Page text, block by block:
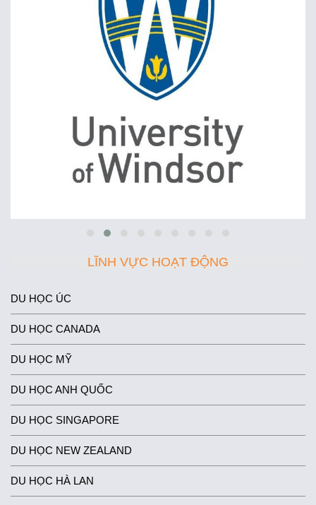
LĨNH VỰC HOẠT ĐỘNG
DU HỌC ÚC
DU HỌC CANADA
DU HỌC MỸ
DU HỌC ANH QUỐC
DU HỌC SINGAPORE
DU HỌC NEW ZEALAND
DU HỌC HÀ LAN